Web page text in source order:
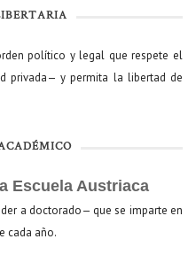
político y legal que respete el
privada— y permita la libertad de
Escuela Austriaca
a doctorado— que se imparte en
cada año.